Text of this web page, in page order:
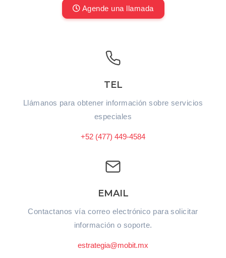
Agende una llamada
TEL
Llámanos para obtener información sobre servicios
especiales
+52 (477) 449-4584
EMAIL
Contactanos vía correo electrónico para solicitar
información o soporte.
estrategia@mobit.mx